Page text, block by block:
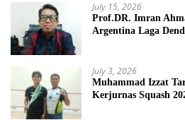
July 15, 2026
Prof.DR. Imran
Argentina Laga
July 3, 2026
Muhammad Izzat
Kerjurnas Squash